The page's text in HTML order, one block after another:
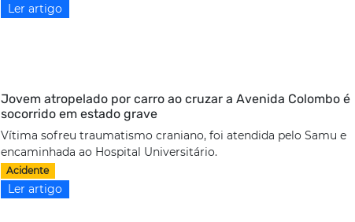
Ler artigo
Jovem atropelado por carro ao cruzar a Avenida Colombo é
socorrido em estado grave
Vítima sofreu traumatismo craniano, foi atendida pelo Samu e
encaminhada ao Hospital Universitário.
Acidente
Ler artigo